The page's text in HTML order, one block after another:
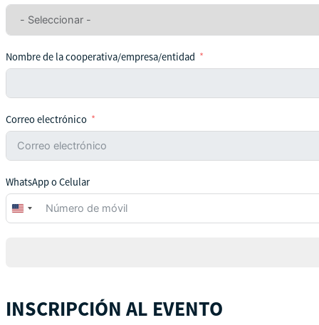
Nombre de la cooperativa/empresa/entidad
Correo electrónico
WhatsApp o Celular
United
States
INSCRIPCIÓN AL EVENTO